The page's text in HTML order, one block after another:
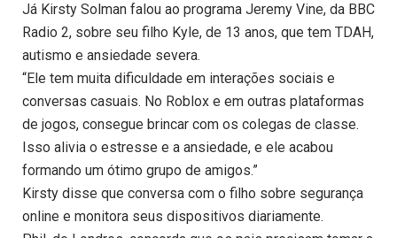
Já Kirsty Solman falou ao programa Jeremy Vine, da BBC
Radio 2, sobre seu filho Kyle, de 13 anos, que tem TDAH,
autismo e ansiedade severa.
“Ele tem muita dificuldade em interações sociais e
conversas casuais. No Roblox e em outras plataformas
de jogos, consegue brincar com os colegas de classe.
Isso alivia o estresse e a ansiedade, e ele acabou
formando um ótimo grupo de amigos.”
Kirsty disse que conversa com o filho sobre segurança
online e monitora seus dispositivos diariamente.